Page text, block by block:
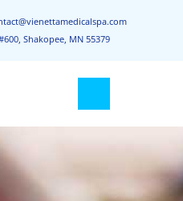
Shakopee, MN 55379